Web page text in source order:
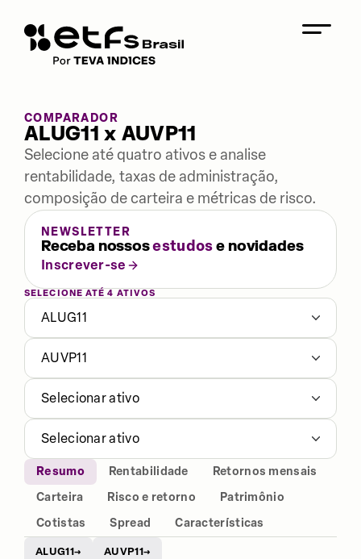
COMPARADOR
ALUG11 x AUVP11
Selecione até quatro ativos e analise
rentabilidade, taxas de administração,
composição de carteira e métricas de risco.
NEWSLETTER
Receba nossosestudose novidades
Inscrever-se
SELECIONE ATÉ 4 ATIVOS
ALUG11
AUVP11
Selecionar ativo
Selecionar ativo
Resumo Rentabilidade
Retornos mensais
Carteira
Risco e retorno
Patrimônio
Cotistas
Spread Características
ALUG11→ AUVP11→